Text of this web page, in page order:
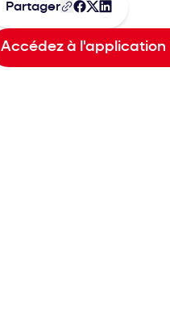
Partager
Accédez à l'application